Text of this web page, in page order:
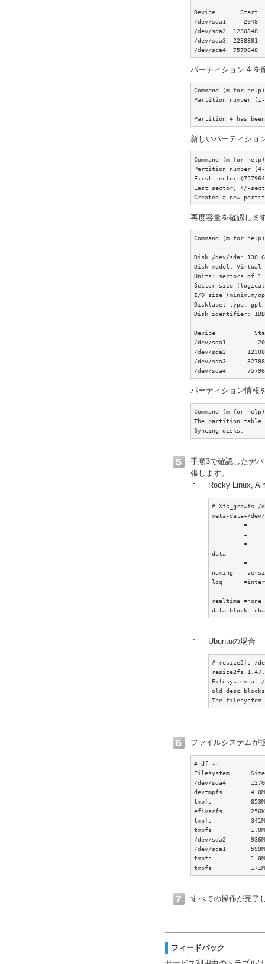
Device       Start
/dev/sda1     2048
/dev/sda2  1230848
/dev/sda3  2288881
/dev/sda4  7579648
パーティション 4 を
Command (m for
Partition number
Partition 4 has
新しいパーティショ
Command (m for
Partition number
First sector
Last sector, +/-
Created a new
再度容量を確認しま
Command (m for
Disk /dev/sda: 130
Disk model: Virtual
Units: sectors of 1
Sector size
I/O size (minimum/
Disklabel type: gpt
Disk identifier:
Device
/dev/sda1
/dev/sda2
/dev/sda3
/dev/sda4
パーティション情報
Command (m for
The partition table
Syncing disks.
手順3で確認したデ
張します。
Rocky Linux,
# Xfs_growfs /
meta-data=/
=
=
=
data     =
=
naming
log
=
realtime
data blocks
Ubuntuの場合
# resize2fs /
resize2fs
Filesystem at
The filesystem
ファイルシステムが
# df -h
Filesystem      Size
/dev/sda4
devtmpfs
tmpfs           853M
efivarfs        256K
tmpfs           341M
tmpfs           1.0M
/dev/sda2       936M
/dev/sda1
tmpfs           1.0M
tmpfs           171M
すべての操作が完了
フィードバック